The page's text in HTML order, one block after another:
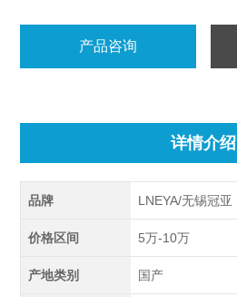
产品咨询
详情介绍
品牌 LNEYA/无锡冠亚
价格区间 5万-10万
产地类别 国产